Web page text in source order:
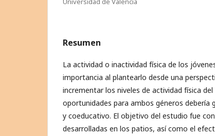
Resumen
La actividad o inactividad física de los
importancia al plantearlo desde una
incrementar los niveles de actividad física
oportunidades para ambos géneros debería
y coeducativo. El objetivo del estudio fue
desarrolladas en los patios, así como el